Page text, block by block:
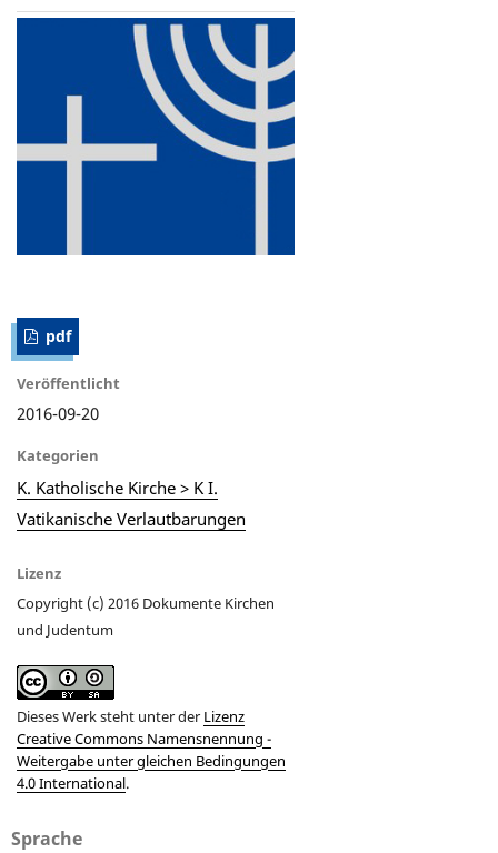
pdf
Veröffentlicht
2016-09-20
Kategorien
K. Katholische Kirche > K I.
Vatikanische Verlautbarungen
Lizenz
Copyright (c) 2016 Dokumente Kirchen
und Judentum
Dieses Werk steht unter der Lizenz
Creative Commons Namensnennung -
Weitergabe unter gleichen Bedingungen
4.0 International.
Sprache